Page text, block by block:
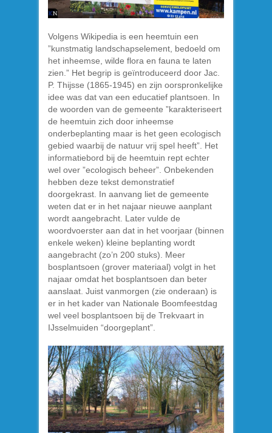
Volgens Wikipedia is een heemtuin een
”kunstmatig landschapselement, bedoeld om
het inheemse, wilde flora en fauna te laten
zien.” Het begrip is geïntroduceerd door Jac.
P. Thijsse (1865-1945) en zijn oorspronkelijke
idee was dat van een educatief plantsoen. In
de woorden van de gemeente ”karakteriseert
de heemtuin zich door inheemse
onderbeplanting maar is het geen ecologisch
gebied waarbij de natuur vrij spel heeft”. Het
informatiebord bij de heemtuin rept echter
wel over ”ecologisch beheer”. Onbekenden
hebben deze tekst demonstratief
doorgekrast. In aanvang liet de gemeente
weten dat er in het najaar nieuwe aanplant
wordt aangebracht. Later vulde de
woordvoerster aan dat in het voorjaar (binnen
enkele weken) kleine beplanting wordt
aangebracht (zo’n 200 stuks). Meer
bosplantsoen (grover materiaal) volgt in het
najaar omdat het bosplantsoen dan beter
aanslaat. Juist vanmorgen (zie onderaan) is
er in het kader van Nationale Boomfeestdag
wel veel bosplantsoen bij de Trekvaart in
IJsselmuiden “doorgeplant”.